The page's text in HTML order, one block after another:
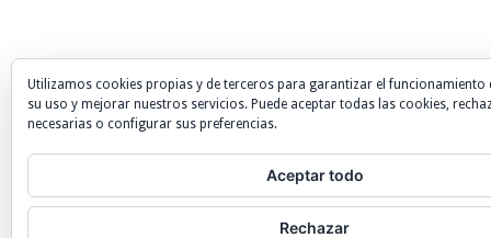
Utilizamos cookies propias y de terceros para garantizar el funcionamiento
su uso y mejorar nuestros servicios. Puede aceptar todas las cookies,
necesarias o configurar sus preferencias.
Aceptar todo
Rechazar